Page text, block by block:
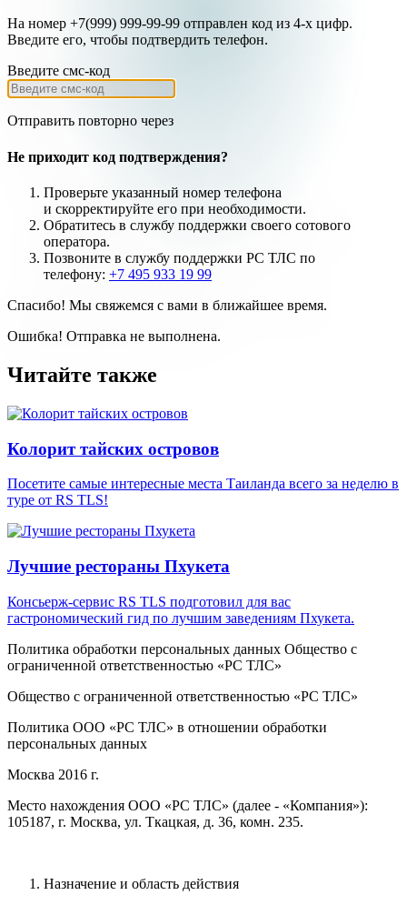
На номер +7(999) 999-99-99 отправлен код из 4-х цифр.
Введите его, чтобы подтвердить телефон.
Введите смс-код
Отправить повторно через
Не приходит код подтверждения?
Проверьте указанный номер телефона
и скорректируйте его при необходимости.
Обратитесь в службу поддержки своего сотового
оператора.
Позвоните в службу поддержки РС ТЛС по
телефону: +7 495 933 19 99
Спасибо! Мы свяжемся с вами в ближайшее время.
Ошибка! Отправка не выполнена.
Читайте также
Колорит тайских островов
Посетите самые интересные места Таиланда всего за неделю в
туре от RS TLS!
Лучшие рестораны Пхукета
Консьерж-сервис RS TLS подготовил для вас
гастрономический гид по лучшим заведениям Пхукета.
Политика обработки персональных данных Общество с
ограниченной ответственностью «PC ТЛС»
Общество с ограниченной ответственностью «PC ТЛС»
Политика ООО «PC ТЛС» в отношении обработки
персональных данных
Москва 2016 г.
Место нахождения ООО «PC ТЛС» (далее - «Компания»):
105187, г. Москва, ул. Ткацкая, д. 36, комн. 235.
Назначение и область действия